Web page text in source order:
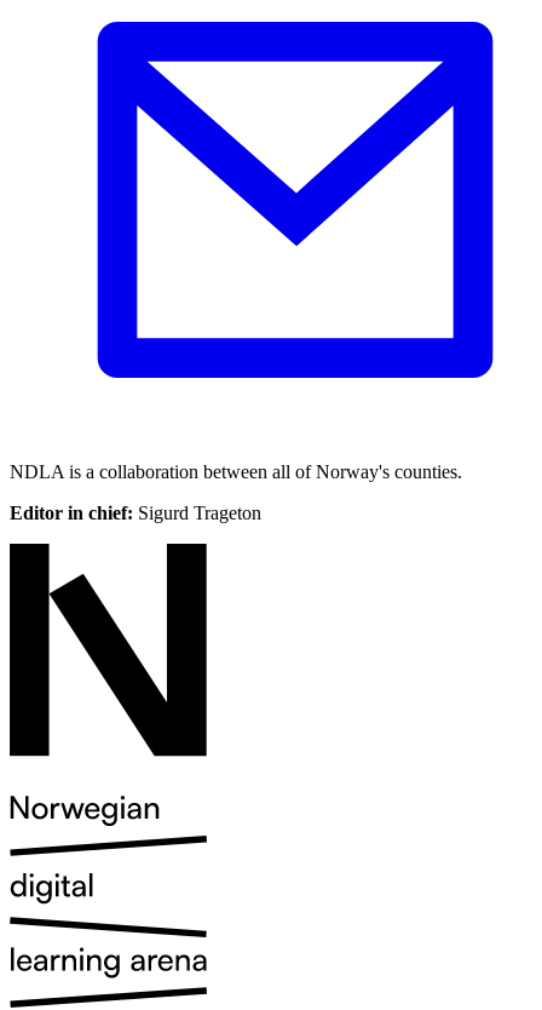
NDLA is a collaboration between all of Norway's counties.
Editor in chief: Sigurd Trageton